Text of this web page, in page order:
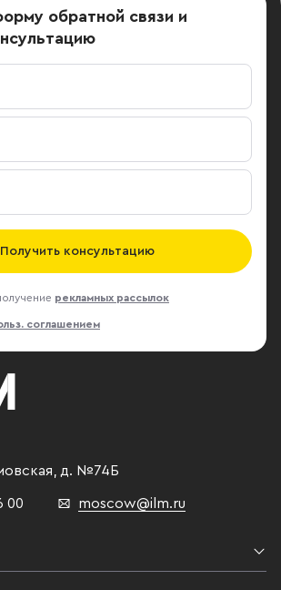
обратной связи и
Получить консультацию
рекламных рассылок
соглашением
д. №74Б
00 moscow@ilm.ru